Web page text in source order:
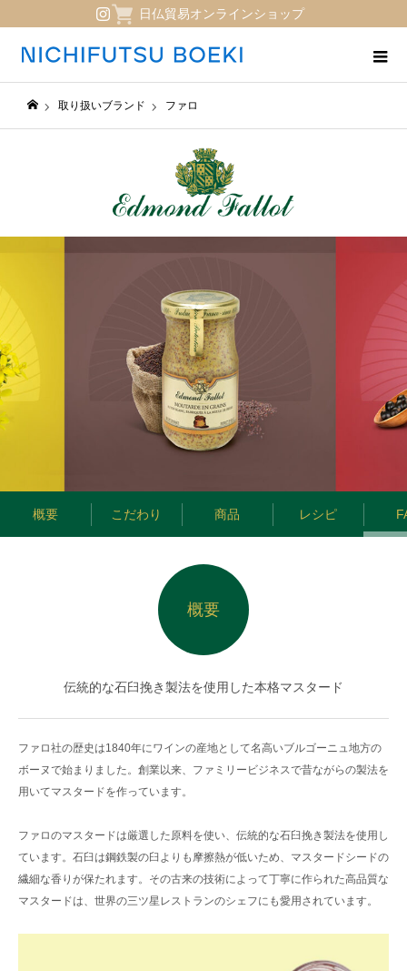
日仏貿易オンラインショップ
取り扱いブランド ファロ
概要 こだわり 商品 レシピ
概要
伝統的な石臼挽き製法を使用した本格マスタード
ファロ社の歴史は1840年にワインの産地として名高いブルゴーニュ地方の
ボーヌで始まりました。創業以来、ファミリービジネスで昔ながらの製法を
用いてマスタードを作っています。
ファロのマスタードは厳選した原料を使い、伝統的な石臼挽き製法を使用し
ています。石臼は鋼鉄製の臼よりも摩擦熱が低いため、マスタードシードの
繊細な香りが保たれます。その古来の技術によって丁寧に作られた高品質な
マスタードは、世界の三ツ星レストランのシェフにも愛用されています。